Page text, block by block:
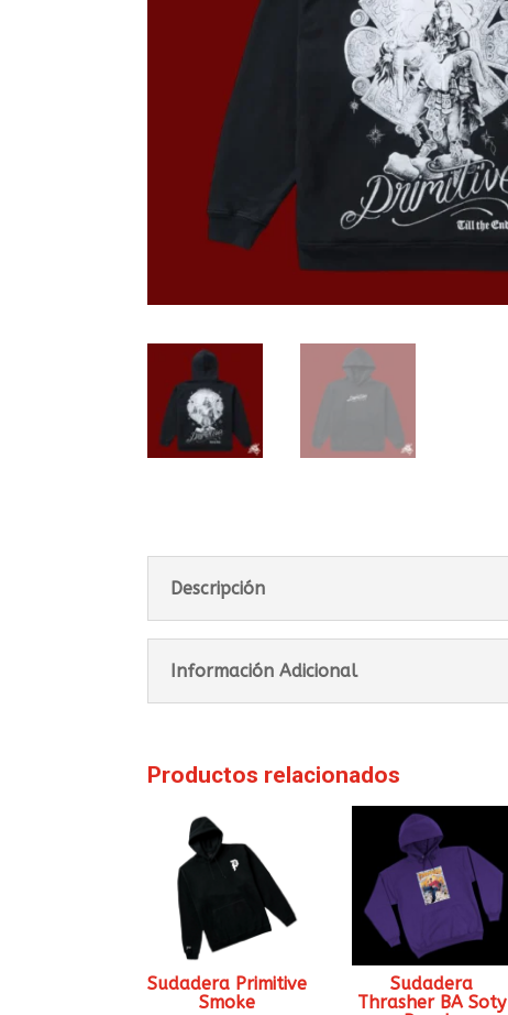
Descripción
Información Adicional
Productos relacionados
Sudadera Primitive
Smoke
Sudadera
Thrasher BA Soty